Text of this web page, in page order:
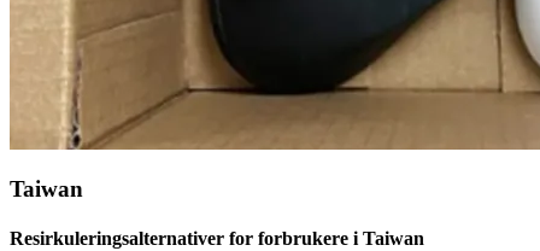
Taiwan
Resirkuleringsalternativer for forbrukere i Taiwan